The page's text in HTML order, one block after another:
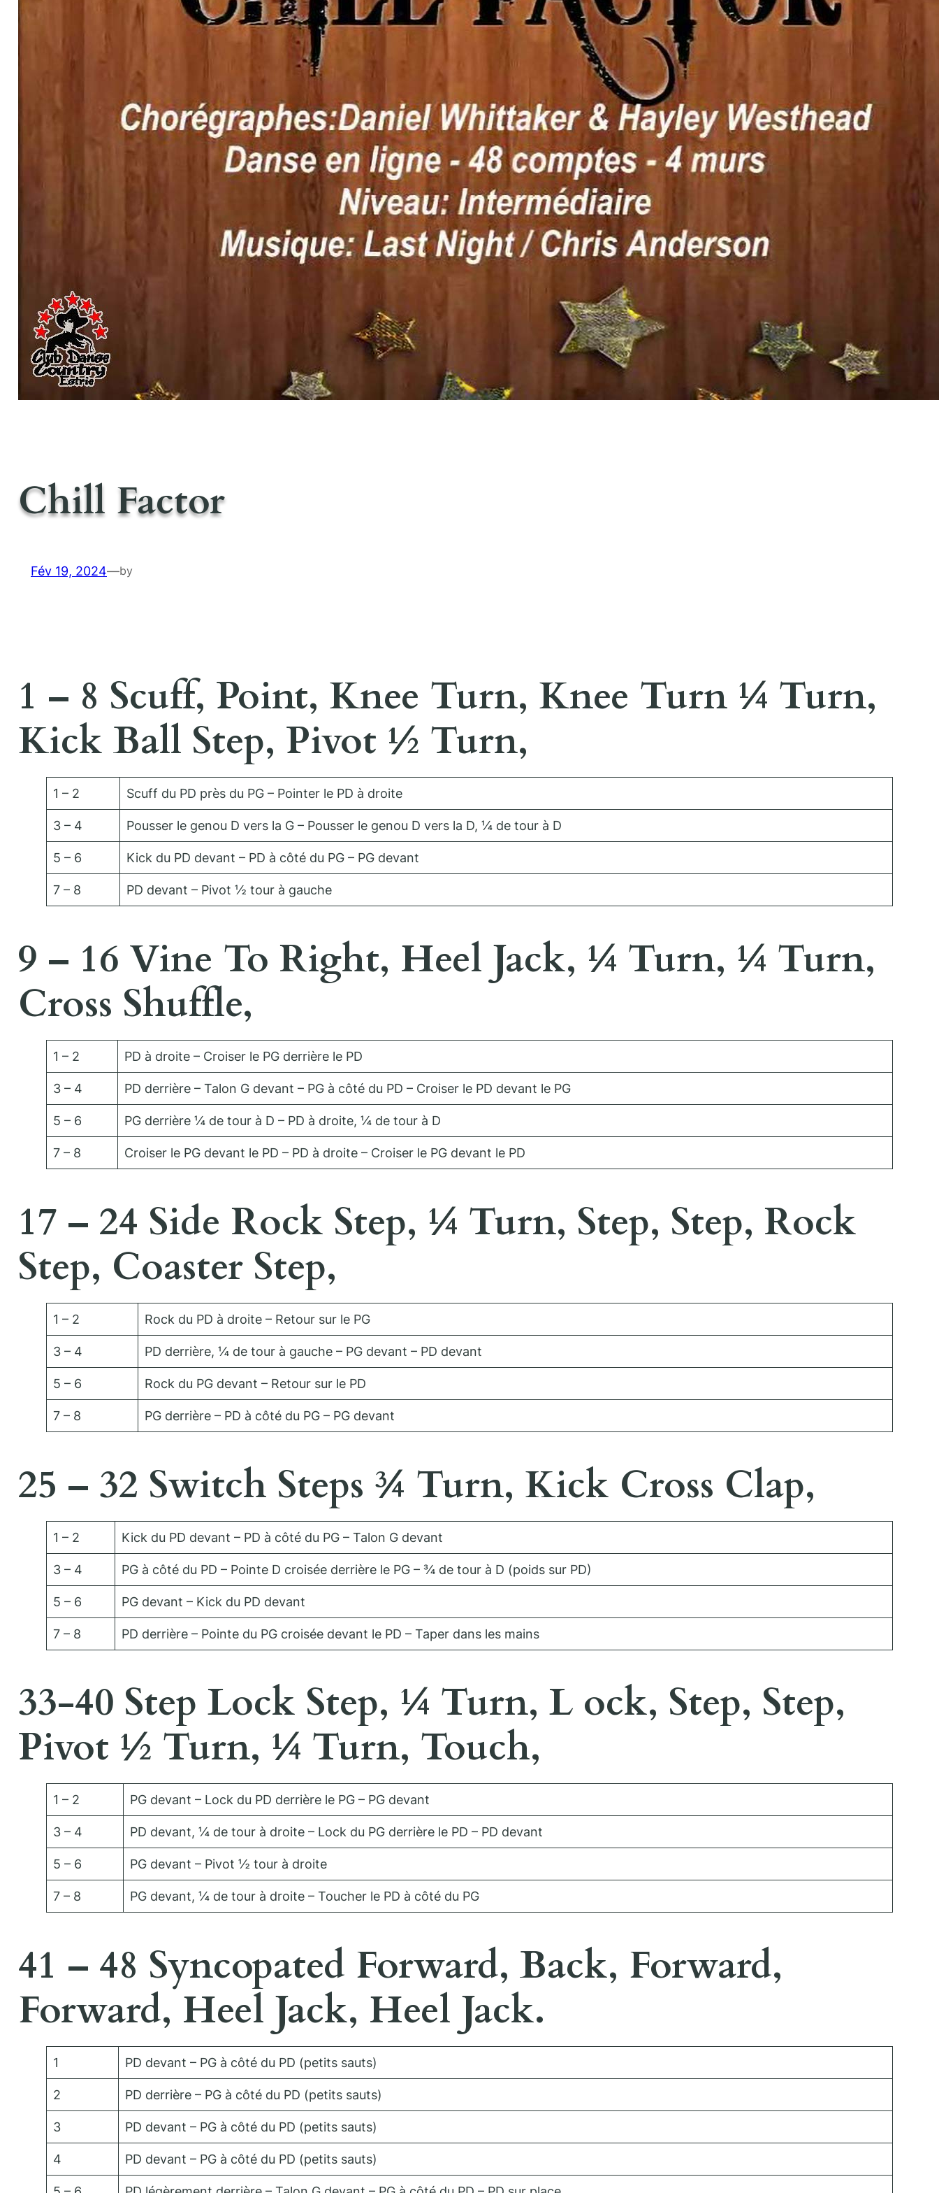
Chill Factor
Fév 19, 2024—by
1 – 8 Scuff, Point, Knee Turn, Knee Turn ¼ Turn,
Kick Ball Step, Pivot ½ Turn,
1 – 2 Scuff du PD près du PG – Pointer le PD à droite
3 – 4 Pousser le genou D vers la G – Pousser le genou D vers la D, ¼ de tour à D
5 – 6 Kick du PD devant – PD à côté du PG – PG devant
7 – 8 PD devant – Pivot ½ tour à gauche
9 – 16 Vine To Right, Heel Jack, ¼ Turn, ¼ Turn,
Cross Shuffle,
1 – 2 PD à droite – Croiser le PG derrière le PD
3 – 4 PD derrière – Talon G devant – PG à côté du PD – Croiser le PD devant le PG
5 – 6 PG derrière ¼ de tour à D – PD à droite, ¼ de tour à D
7 – 8 Croiser le PG devant le PD – PD à droite – Croiser le PG devant le PD
17 – 24 Side Rock Step, ¼ Turn, Step, Step, Rock
Step, Coaster Step,
1 – 2 Rock du PD à droite – Retour sur le PG
3 – 4 PD derrière, ¼ de tour à gauche – PG devant – PD devant
5 – 6 Rock du PG devant – Retour sur le PD
7 – 8 PG derrière – PD à côté du PG – PG devant
25 – 32 Switch Steps ¾ Turn, Kick Cross Clap,
1 – 2 Kick du PD devant – PD à côté du PG – Talon G devant
3 – 4 PG à côté du PD – Pointe D croisée derrière le PG – ¾ de tour à D (poids sur PD)
5 – 6 PG devant – Kick du PD devant
7 – 8 PD derrière – Pointe du PG croisée devant le PD – Taper dans les mains
33-40 Step Lock Step, ¼ Turn, L ock, Step, Step,
Pivot ½ Turn, ¼ Turn, Touch,
1 – 2 PG devant – Lock du PD derrière le PG – PG devant
3 – 4 PD devant, ¼ de tour à droite – Lock du PG derrière le PD – PD devant
5 – 6 PG devant – Pivot ½ tour à droite
7 – 8 PG devant, ¼ de tour à droite – Toucher le PD à côté du PG
41 – 48 Syncopated Forward, Back, Forward,
Forward, Heel Jack, Heel Jack.
1 PD devant – PG à côté du PD (petits sauts)
2 PD derrière – PG à côté du PD (petits sauts)
3 PD devant – PG à côté du PD (petits sauts)
4 PD devant – PG à côté du PD (petits sauts)